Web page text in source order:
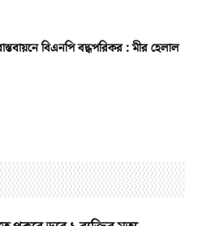
বিএনপি বদ্ধপরিকর : মীর হেলাল